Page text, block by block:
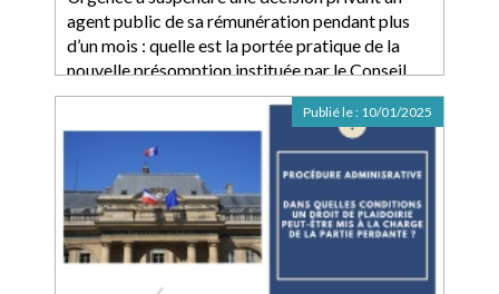
agent public de sa rémunération pendant plus
d’un mois : quelle est la portée pratique de la
nouvelle présomption instituée par le Conseil
d’Etat ?
Publié le : 10/01/2025